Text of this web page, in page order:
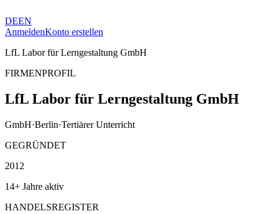
DEEN
AnmeldenKonto erstellen
LfL Labor für Lerngestaltung GmbH
FIRMENPROFIL
LfL Labor für Lerngestaltung GmbH
GmbH·Berlin·Tertiärer Unterricht
GEGRÜNDET
2012
14+ Jahre aktiv
HANDELSREGISTER